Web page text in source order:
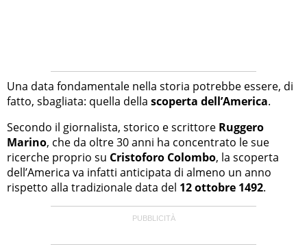
Una data fondamentale nella storia potrebbe essere, di
fatto, sbagliata: quella della scoperta dell’America.
Secondo il giornalista, storico e scrittore Ruggero
Marino, che da oltre 30 anni ha concentrato le sue
ricerche proprio su Cristoforo Colombo, la scoperta
dell’America va infatti anticipata di almeno un anno
rispetto alla tradizionale data del 12 ottobre 1492.